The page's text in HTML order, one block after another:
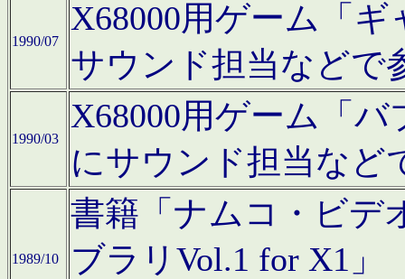
1990/07
X68000用ゲーム「
サウンド担当などで
1990/03
X68000用ゲーム「
にサウンド担当など
1989/10
書籍「ナムコ・ビデ
ブラリVol.1 for X1」